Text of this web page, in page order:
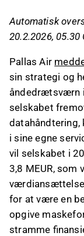
Selskabet
MEUR i
på grund
Pallas Air
NeuralAI
avanceret
men står
Dette indhold
om det på
Automatisk
20.2.2026, 05.30
Pallas Air
sin strategi og
åndedrætsværn
selskabet
i sine egne
vil selskabet i
3,8 MEUR, som
værdiansættelse
for at være en
opgive
stramme